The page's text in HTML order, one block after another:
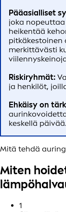
Pääasialliset
joka
heikentää
pitkäkestoinen
merkittävästi
Riskiryhmät:
ja henkilöt,
Ehkäisy on
keskellä päivää.
Mitä tehdä
Miten
1